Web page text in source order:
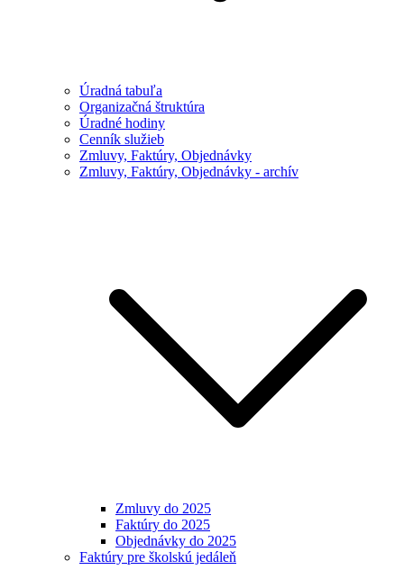
Úradná tabuľa
Organizačná štruktúra
Úradné hodiny
Cenník služieb
Zmluvy, Faktúry, Objednávky
Zmluvy, Faktúry, Objednávky - archív
Zmluvy do 2025
Faktúry do 2025
Objednávky do 2025
Faktúry pre školskú jedáleň